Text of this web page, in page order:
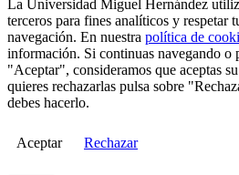
La Universidad Miguel Hernández
terceros para fines analíticos y respetar
navegación. En nuestra política de
información. Si continuas navegando o
"Aceptar", consideramos que aceptas
quieres rechazarlas pulsa sobre
debes hacerlo.
Aceptar Rechazar